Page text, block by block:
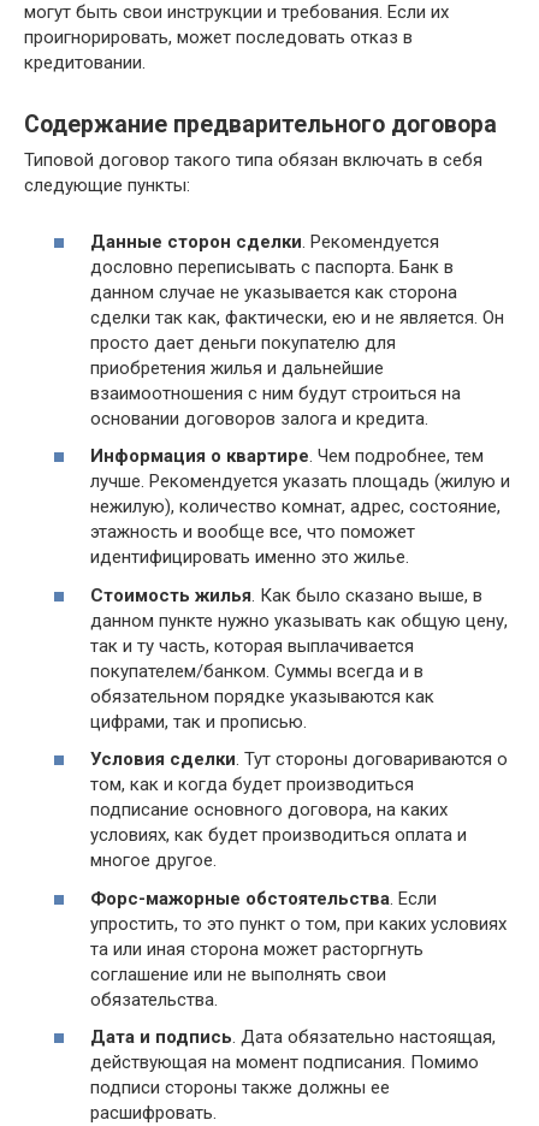
могут быть свои инструкции и требования. Если их
проигнорировать, может последовать отказ в
кредитовании.
Содержание предварительного договора
Типовой договор такого типа обязан включать в себя
следующие пункты:
Данные сторон сделки. Рекомендуется
дословно переписывать с паспорта. Банк в
данном случае не указывается как сторона
сделки так как, фактически, ею и не является. Он
просто дает деньги покупателю для
приобретения жилья и дальнейшие
взаимоотношения с ним будут строиться на
основании договоров залога и кредита.
Информация о квартире. Чем подробнее, тем
лучше. Рекомендуется указать площадь (жилую и
нежилую), количество комнат, адрес, состояние,
этажность и вообще все, что поможет
идентифицировать именно это жилье.
Стоимость жилья. Как было сказано выше, в
данном пункте нужно указывать как общую цену,
так и ту часть, которая выплачивается
покупателем/банком. Суммы всегда и в
обязательном порядке указываются как
цифрами, так и прописью.
Условия сделки. Тут стороны договариваются о
том, как и когда будет производиться
подписание основного договора, на каких
условиях, как будет производиться оплата и
многое другое.
Форс-мажорные обстоятельства. Если
упростить, то это пункт о том, при каких условиях
та или иная сторона может расторгнуть
соглашение или не выполнять свои
обязательства.
Дата и подпись. Дата обязательно настоящая,
действующая на момент подписания. Помимо
подписи стороны также должны ее
расшифровать.